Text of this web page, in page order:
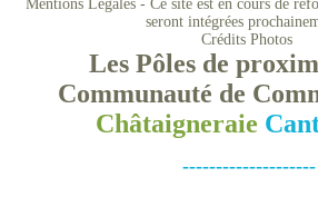
Mentions Légales - Ce site est en cours de
seront intégrées
Crédits Photos
Les Pôles de
Communauté de
Châtaigneraie
--------------------